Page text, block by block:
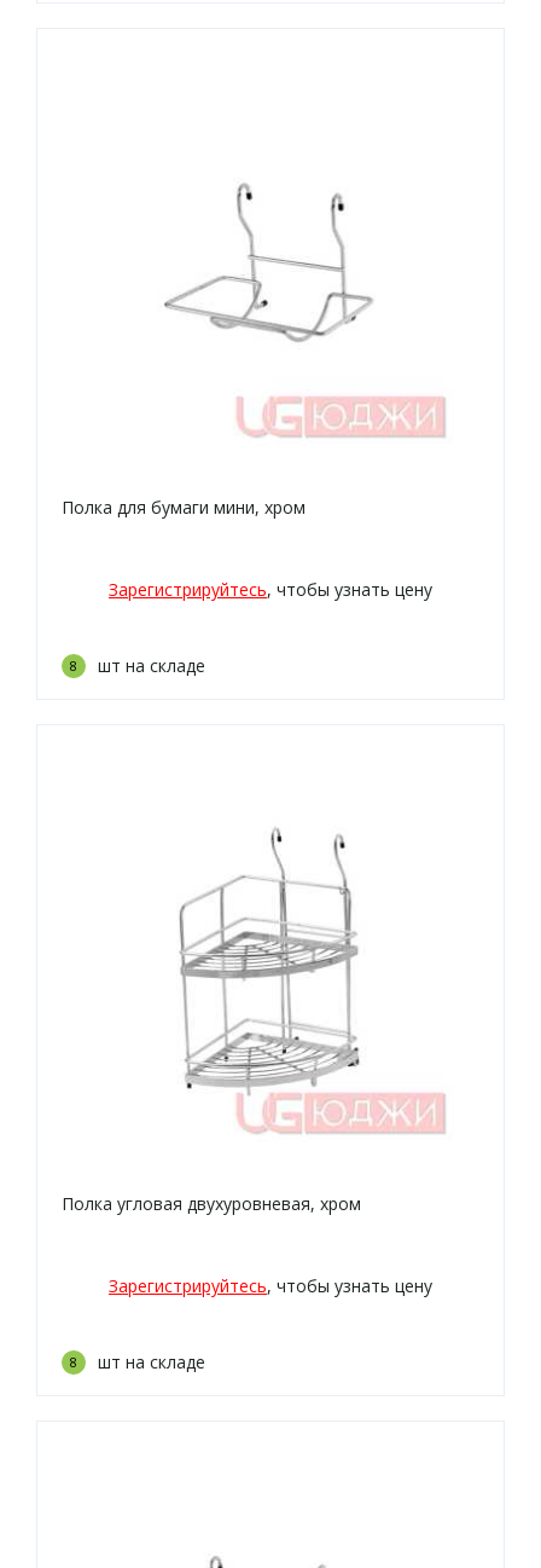
Полка для бумаги мини, хром
Зарегистрируйтесь, чтобы узнать цену
8 шт на складе
Полка угловая двухуровневая, хром
Зарегистрируйтесь, чтобы узнать цену
8 шт на складе